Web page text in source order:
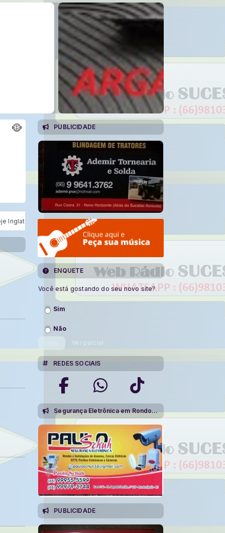
X Argentina
PUBLICIDADE
ENQUETE
Você está gostando do seu novo site?
Sim
Não
Ver parcial
REDES SOCIAIS
Segurança Eletrônica em Rondonópolis
PUBLICIDADE